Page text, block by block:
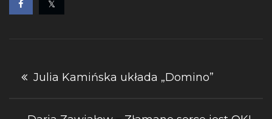
Nawigacja
Julia Kamińska układa „Domino”